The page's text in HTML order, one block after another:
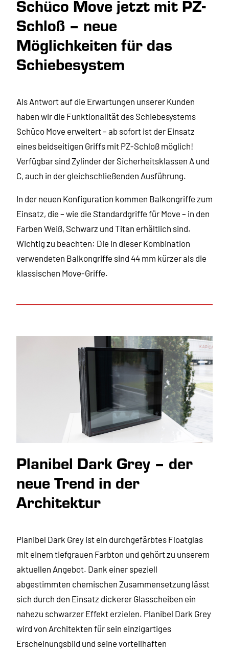
Schüco Move jetzt mit PZ-
Schloß – neue
Möglichkeiten für das
Schiebesystem
Als Antwort auf die Erwartungen unserer Kunden
haben wir die Funktionalität des Schiebesystems
Schüco Move erweitert – ab sofort ist der Einsatz
eines beidseitigen Griffs mit PZ-Schloß möglich!
Verfügbar sind Zylinder der Sicherheitsklassen A und
C, auch in der gleichschließenden Ausführung.
In der neuen Konfiguration kommen Balkongriffe zum
Einsatz, die – wie die Standardgriffe für Move – in den
Farben Weiß, Schwarz und Titan erhältlich sind.
Wichtig zu beachten: Die in dieser Kombination
verwendeten Balkongriffe sind 44 mm kürzer als die
klassischen Move-Griffe.
Planibel Dark Grey – der
neue Trend in der
Architektur
Planibel Dark Grey ist ein durchgefärbtes Floatglas
mit einem tiefgrauen Farbton und gehört zu unserem
aktuellen Angebot. Dank einer speziell
abgestimmten chemischen Zusammensetzung lässt
sich durch den Einsatz dickerer Glasscheiben ein
nahezu schwarzer Effekt erzielen. Planibel Dark Grey
wird von Architekten für sein einzigartiges
Erscheinungsbild und seine vorteilhaften